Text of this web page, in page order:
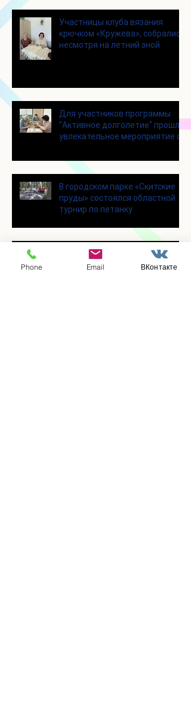
Участницы клуба вязания
крючком «Кружева», собрались
несмотря на летний зной
Для участников программы
"Активное долголетие" прошло
увлекательное мероприятие с
играми
В городском парке «Скитские
пруды» состоялся областной
турнир по петанку
В городском парке «Ёлочки»
прошло очередное занятие по
Phone Email ВКонтакте